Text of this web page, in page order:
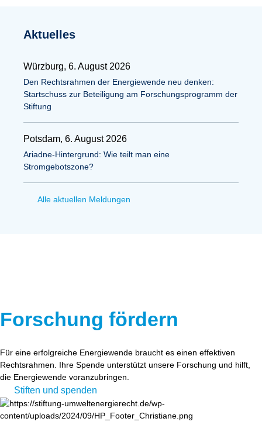
Aktuelles
Würzburg, 6. August 2026
Den Rechtsrahmen der Energiewende neu denken:
Startschuss zur Beteiligung am Forschungsprogramm der
Stiftung
Potsdam, 6. August 2026
Ariadne-Hintergrund: Wie teilt man eine
Stromgebotszone?
Alle aktuellen Meldungen
Forschung fördern
Für eine erfolgreiche Energiewende braucht es einen effektiven
Rechtsrahmen. Ihre Spende unterstützt unsere Forschung und hilft,
die Energiewende voranzubringen.
Stiften und spenden